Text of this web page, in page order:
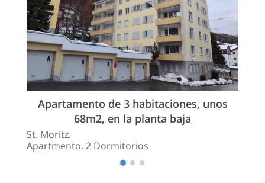
Apartamento de 3 habitaciones, unos
68m2, en la planta baja
St. Moritz.
Apartmento. 2 Dormitorios